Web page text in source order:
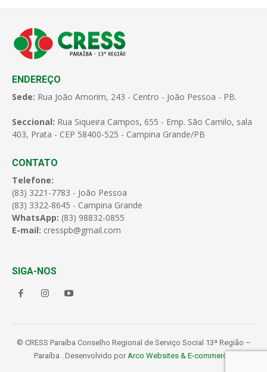
ENDEREÇO
Sede: Rua João Amorim, 243 - Centro - João Pessoa - PB.
Seccional: Rua Siqueira Campos, 655 - Emp. São Camilo, sala
403, Prata - CEP 58400-525 - Campina Grande/PB
CONTATO
Telefone:
(83) 3221-7783 - João Pessoa
(83) 3322-8645 - Campina Grande
WhatsApp: (83) 98832-0855
E-mail: cresspb@gmail.com
SIGA-NOS
© CRESS Paraíba Conselho Regional de Serviço Social 13ª Região –
Paraíba . Desenvolvido por Arco Websites & E-commerce